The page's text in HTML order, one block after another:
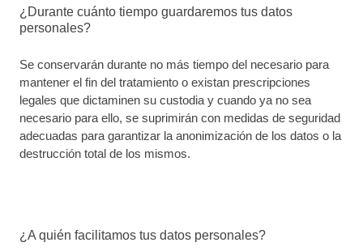
¿Durante cuánto tiempo guardaremos tus datos
personales?
Se conservarán durante no más tiempo del necesario para
mantener el fin del tratamiento o existan prescripciones
legales que dictaminen su custodia y cuando ya no sea
necesario para ello, se suprimirán con medidas de seguridad
adecuadas para garantizar la anonimización de los datos o la
destrucción total de los mismos.
¿A quién facilitamos tus datos personales?